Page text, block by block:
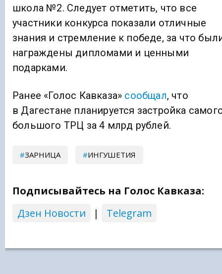
школа №2. Следует отметить, что все
участники конкурса показали отличные
знания и стремление к победе, за что
награждены дипломами и ценными
подарками.
Ранее «Голос Кавказа» сообщал, что
в Дагестане планируется застройка
большого ТРЦ за 4 млрд рублей.
ЗАРНИЦА ИНГУШЕТИЯ
Подписывайтесь на Голос Кавказа:
Дзен Новости
| Telegram